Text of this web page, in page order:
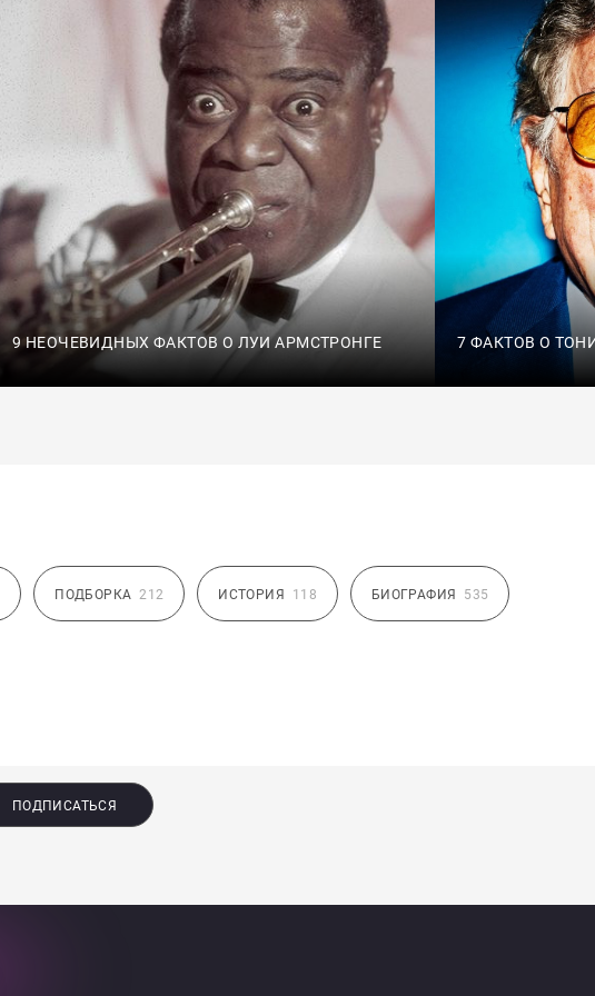
9 НЕОЧЕВИДНЫХ ФАКТОВ О ЛУИ АРМСТРОНГЕ 7 ФАКТОВ О
ПОДБОРКА 212 ИСТОРИЯ 118 БИОГРАФИЯ 535
ПОДПИСАТЬСЯ